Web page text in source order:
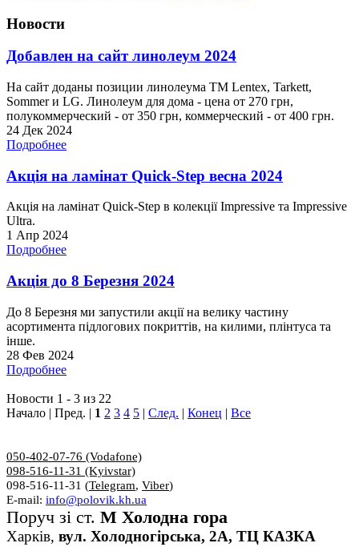
Новости
Добавлен на сайт линолеум 2024
На сайт доданы позиции линолеума ТМ Lentex, Tarkett,
Sommer и LG. Линолеум для дома - цена от 270 грн,
полукоммерческий - от 350 грн, коммерческий - от 400 грн.
24 Дек 2024
Подробнее
Акція на ламінат Quick-Step весна 2024
Акція на ламінат Quick-Step в колекції Impressive та Impressive
Ultra.
1 Апр 2024
Подробнее
Акція до 8 Березня 2024
До 8 Березня ми запустили акції на велику частину
асортимента підлогових покриттів, на килими, плінтуса та
інше.
28 Фев 2024
Подробнее
Новости 1 - 3 из 22
Начало | Пред. | 1 2 3 4 5 | След. | Конец | Все
050-402-07-76 (Vodafone)
098-516-11-31 (Kyivstar)
098-516-11-31 (Telegram, Viber)
E-mail: info@polovik.kh.ua
Поруч зі ст. М Холодна гора
Харків, вул. Холодногірська, 2А, ТЦ КАЗКА